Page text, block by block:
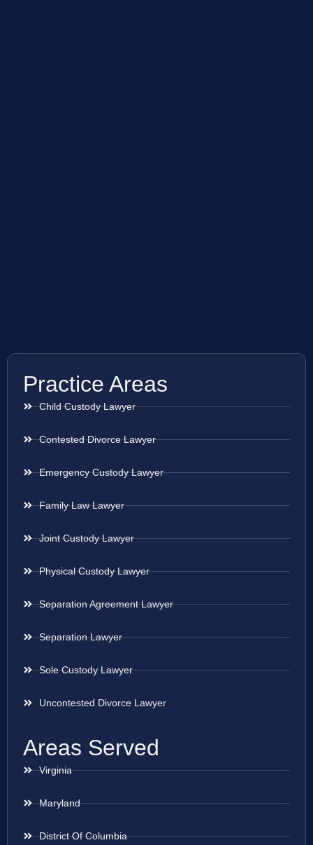
Practice Areas
Child Custody Lawyer
Contested Divorce Lawyer
Emergency Custody Lawyer
Family Law Lawyer
Joint Custody Lawyer
Physical Custody Lawyer
Separation Agreement Lawyer
Separation Lawyer
Sole Custody Lawyer
Uncontested Divorce Lawyer
Areas Served
Virginia
Maryland
District Of Columbia